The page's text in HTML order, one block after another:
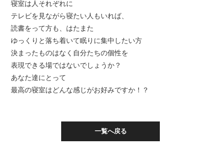
寝室は人それぞれに
テレビを見ながら寝たい人もいれば、
読書をって方も、はたまた
ゆっくりと落ち着いて眠りに集中したい方
決まったものはなく自分たちの個性を
表現できる場ではないでしょうか？
あなた達にとって
最高の寝室はどんな感じがお好みですか！？
一覧へ戻る